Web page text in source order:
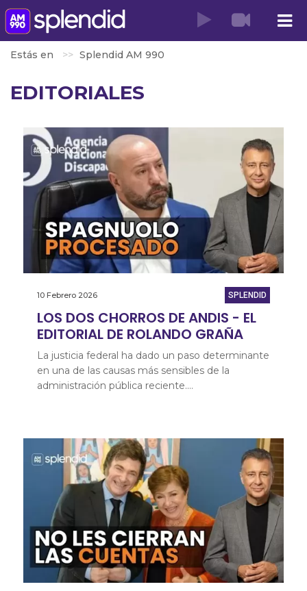
Estás en Splendid AM 990
EDITORIALES
10 Febrero 2026 SPLENDID
LOS DOS CHORROS DE ANDIS - EL
EDITORIAL DE ROLANDO GRAÑA
La justicia federal ha dado un paso determinante
en una de las causas más sensibles de la
administración pública reciente.…